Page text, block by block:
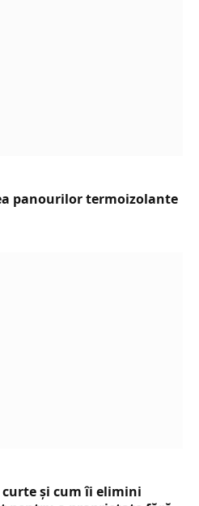
panourilor termoizolante
curte și cum îi elimini